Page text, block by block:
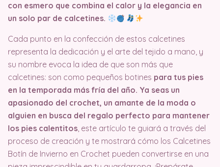
con esmero que combina el calor y la elegancia en
un solo par de calcetines.
Cada punto en la confección de estos calcetines
representa la dedicación y el arte del tejido a mano, y
su nombre evoca la idea de que son más que
calcetines: son como pequeños botines para tus pies
en la temporada más fría del año. Ya seas un
apasionado del crochet, un amante de la moda o
alguien en busca del regalo perfecto para mantener
los pies calentitos, este artículo te guiará a través del
proceso de creación y te mostrará cómo los Calcetines
Botín de Invierno en Crochet pueden convertirse en una